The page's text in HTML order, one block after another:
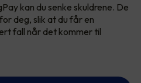
kan du senke skuldrene. De
deg, slik at du får en
fall når det kommer til